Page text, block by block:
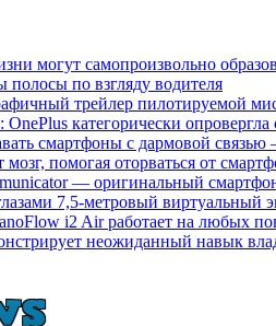
могут самопроизвольно
полосы по взгляду водителя
трейлер пилотируемой
категорически опровергла
смартфоны с дармовой
помогая оторваться от
— оригинальный
7,5-метровый виртуальный
i2 Air работает на любых
неожиданный навык